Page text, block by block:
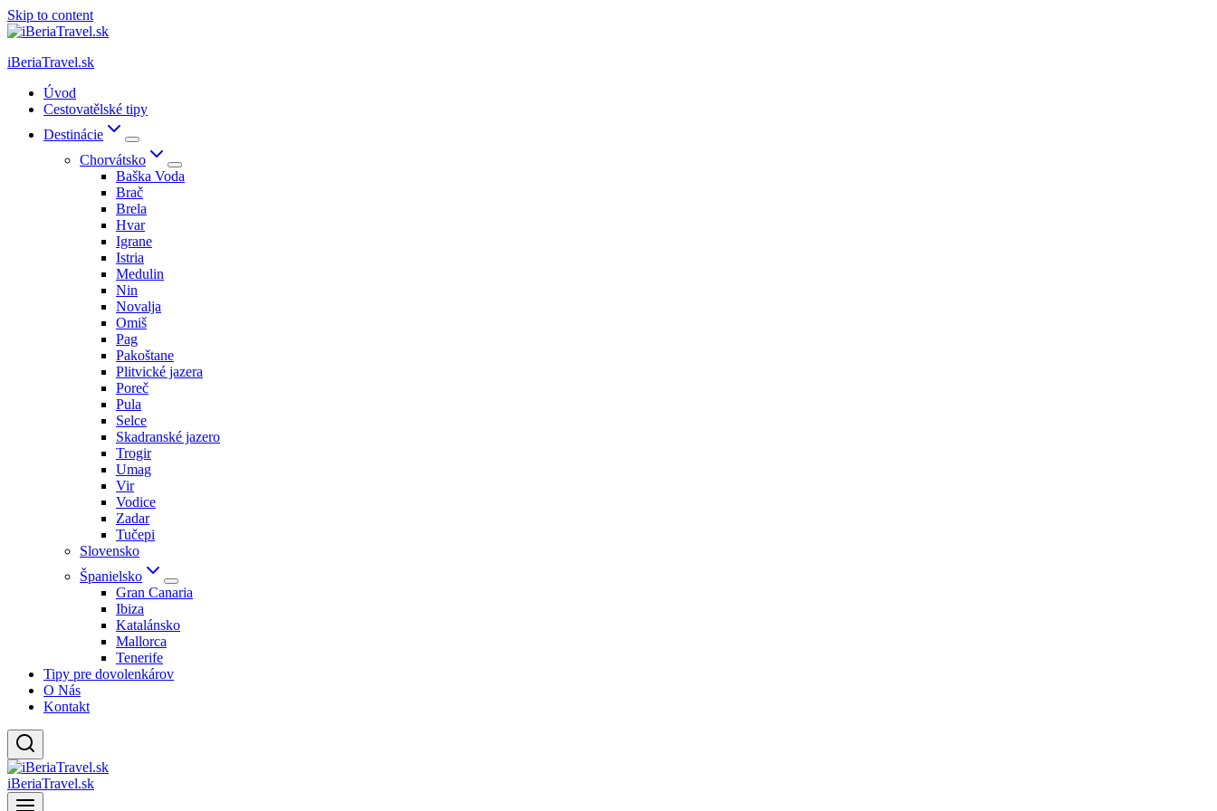
Skip to content
iBeriaTravel.sk
Úvod
Cestovatělské tipy
Destinácie
Chorvátsko
Baška Voda
Brač
Brela
Hvar
Igrane
Istria
Medulin
Nin
Novalja
Omiš
Pag
Pakoštane
Plitvické jazera
Poreč
Pula
Selce
Skadranské jazero
Trogir
Umag
Vir
Vodice
Zadar
Tučepi
Slovensko
Španielsko
Gran Canaria
Ibiza
Katalánsko
Mallorca
Tenerife
Tipy pre dovolenkárov
O Nás
Kontakt
iBeriaTravel.sk